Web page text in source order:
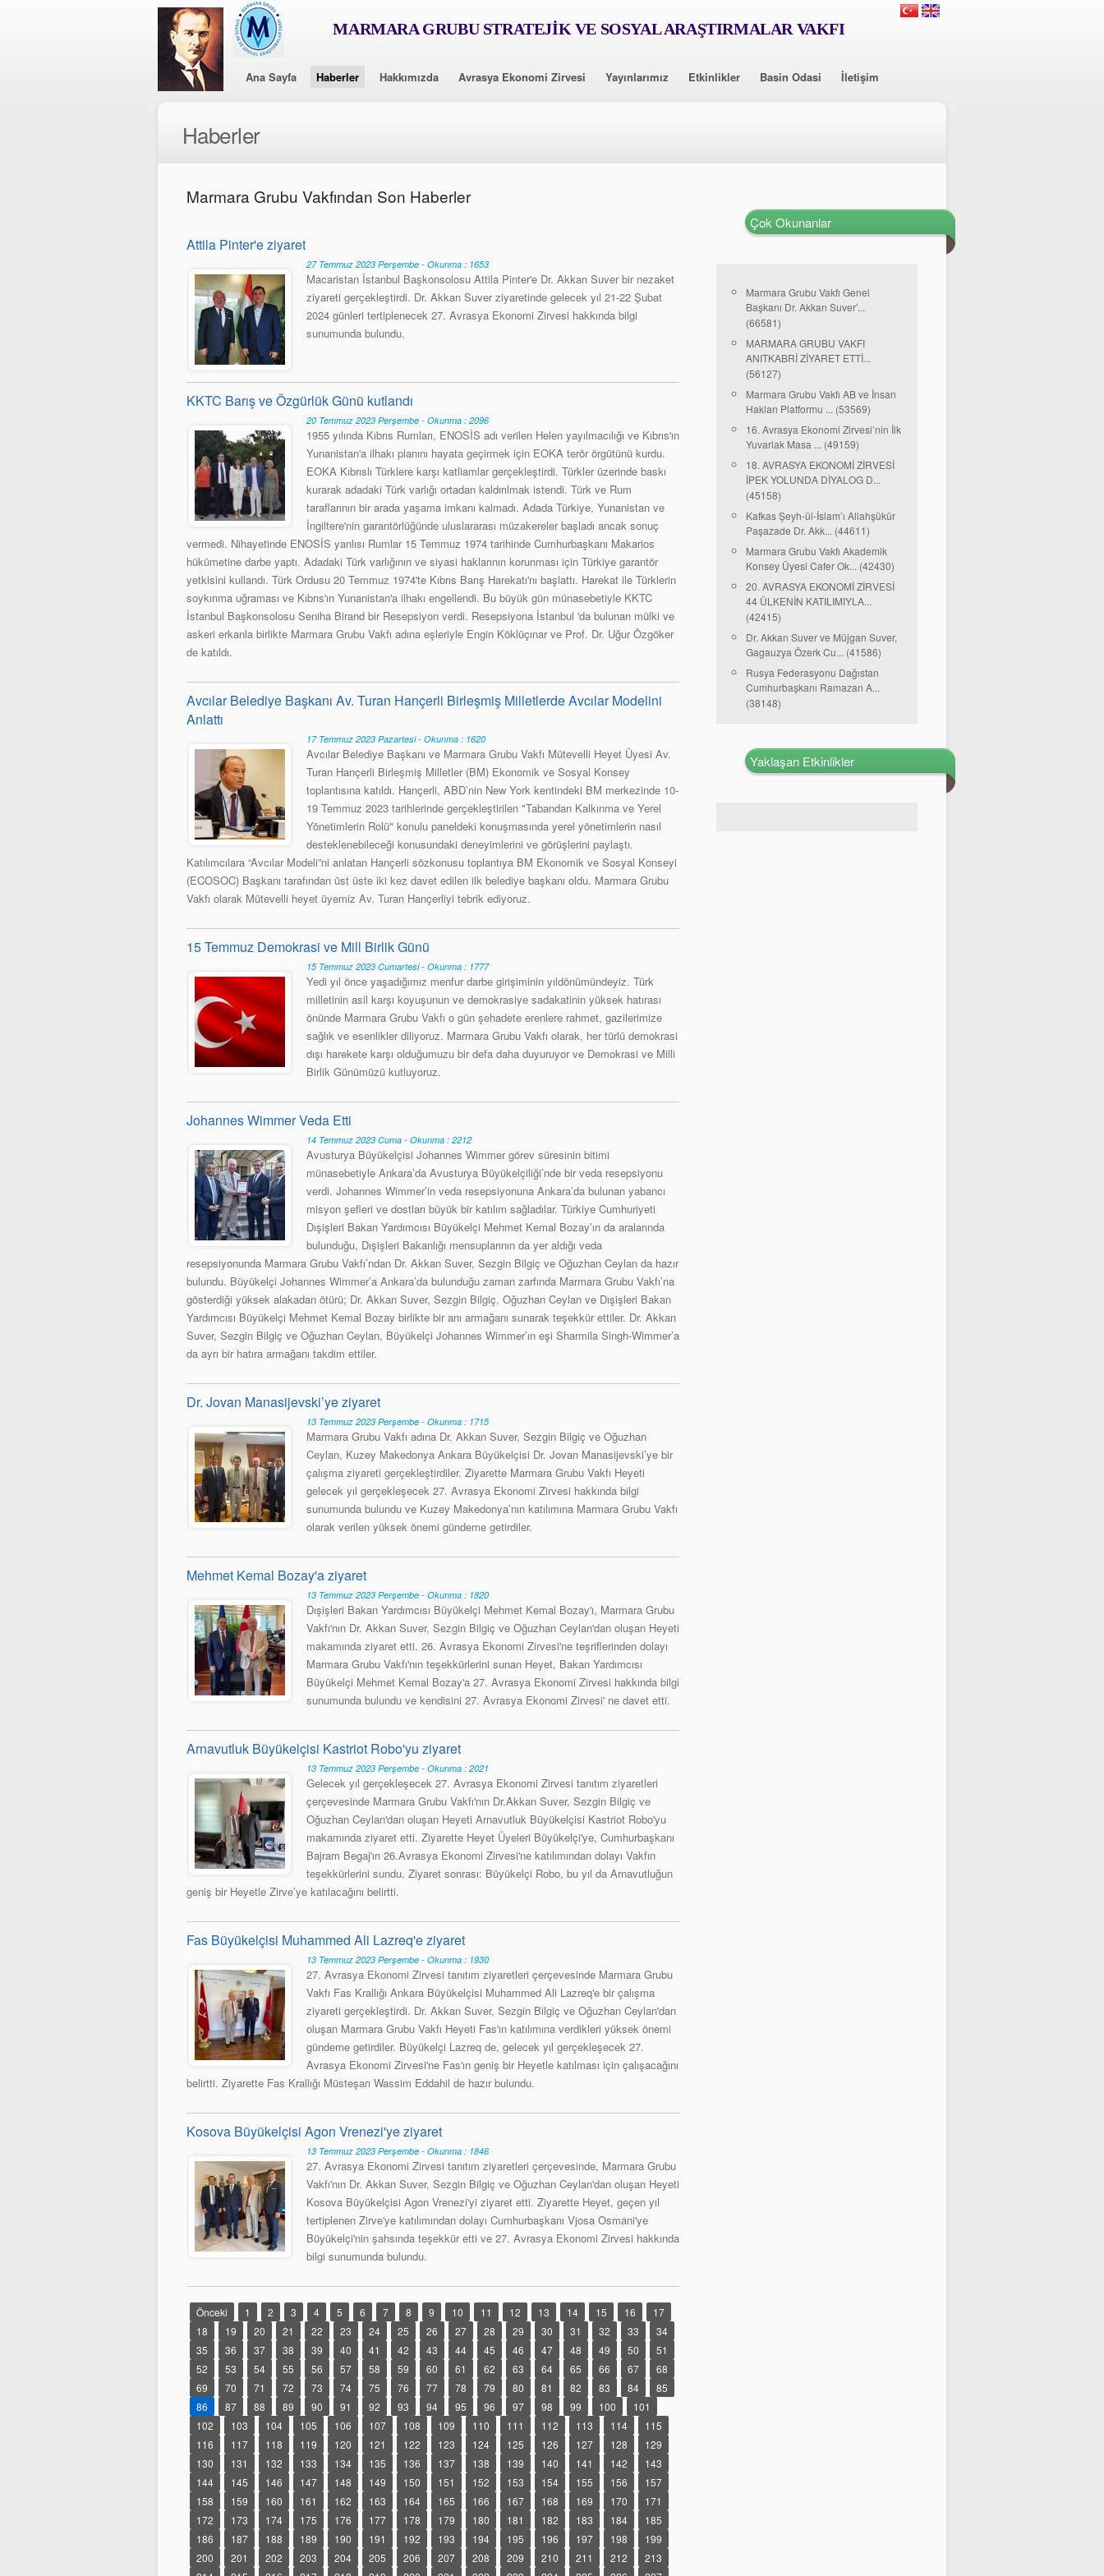
MARMARA GRUBU STRATEJİK VE SOSYAL ARAŞTIRMALAR VAKFI
Ana Sayfa Haberler Hakkımızda Avrasya Ekonomi Zirvesi Yayınlarımız Etkinlikler Basin Odasi İletişim
Haberler
Marmara Grubu Vakfından Son Haberler
Attila Pinter'e ziyaret
27 Temmuz 2023 Perşembe - Okunma : 1653
Macaristan İstanbul Başkonsolosu Attila Pinter'e Dr. Akkan Suver bir nezaket
ziyareti gerçekleştirdi. Dr. Akkan Suver ziyaretinde gelecek yıl 21-22 Şubat
2024 günleri tertiplenecek 27. Avrasya Ekonomi Zirvesi hakkında bilgi
sunumunda bulundu.
KKTC Barış ve Özgürlük Günü kutlandı
20 Temmuz 2023 Perşembe - Okunma : 2096
1955 yılında Kıbrıs Rumları, ENOSİS adı verilen Helen yayılmacılığı ve Kıbrıs'ın
Yunanistan'a ilhakı planını hayata geçirmek için EOKA terör örgütünü kurdu.
EOKA Kıbrıslı Türklere karşı katliamlar gerçekleştirdi. Türkler üzerinde baskı
kurarak adadaki Türk varlığı ortadan kaldırılmak istendi. Türk ve Rum
taraflarının bir arada yaşama imkanı kalmadı. Adada Türkiye, Yunanistan ve
İngiltere'nin garantörlüğünde uluslararası müzakereler başladı ancak sonuç
vermedi. Nihayetinde ENOSİS yanlısı Rumlar 15 Temmuz 1974 tarihinde Cumhurbaşkanı Makarios
hükümetine darbe yaptı. Adadaki Türk varlığının ve siyasi haklarının korunması için Türkiye garantör
yetkisini kullandı. Türk Ordusu 20 Temmuz 1974'te Kıbrıs Barış Harekatı'nı başlattı. Harekat ile Türklerin
soykırıma uğraması ve Kıbrıs'ın Yunanistan'a ilhakı engellendi. Bu büyük gün münasebetiyle KKTC
İstanbul Başkonsolosu Seniha Birand bir Resepsiyon verdi. Resepsiyona İstanbul 'da bulunan mülki ve
askeri erkanla birlikte Marmara Grubu Vakfı adına eşleriyle Engin Köklüçınar ve Prof. Dr. Uğur Özgöker
de katıldı.
Avcılar Belediye Başkanı Av. Turan Hançerli Birleşmiş Milletlerde Avcılar Modelini
Anlattı
17 Temmuz 2023 Pazartesi - Okunma : 1620
Avcılar Belediye Başkanı ve Marmara Grubu Vakfı Mütevelli Heyet Üyesi Av.
Turan Hançerli Birleşmiş Milletler (BM) Ekonomik ve Sosyal Konsey
toplantısına katıldı. Hançerli, ABD’nin New York kentindeki BM merkezinde 10-
19 Temmuz 2023 tarihlerinde gerçekleştirilen "Tabandan Kalkınma ve Yerel
Yönetimlerin Rolü" konulu paneldeki konuşmasında yerel yönetimlerin nasıl
desteklenebileceği konusundaki deneyimlerini ve görüşlerini paylaştı.
Katılımcılara “Avcılar Modeli”ni anlatan Hançerli sözkonusu toplantıya BM Ekonomik ve Sosyal Konseyi
(ECOSOC) Başkanı tarafından üst üste iki kez davet edilen ilk belediye başkanı oldu. Marmara Grubu
Vakfı olarak Mütevelli heyet üyemiz Av. Turan Hançerliyi tebrik ediyoruz.
15 Temmuz Demokrasi ve Mill Birlik Günü
15 Temmuz 2023 Cumartesi - Okunma : 1777
Yedi yıl önce yaşadığımız menfur darbe girişiminin yıldönümündeyiz. Türk
milletinin asil karşı koyuşunun ve demokrasiye sadakatinin yüksek hatırası
önünde Marmara Grubu Vakfı o gün şehadete erenlere rahmet, gazilerimize
sağlık ve esenlikler diliyoruz. Marmara Grubu Vakfı olarak, her türlü demokrasi
dışı harekete karşı olduğumuzu bir defa daha duyuruyor ve Demokrasi ve Milli
Birlik Günümüzü kutluyoruz.
Johannes Wimmer Veda Etti
14 Temmuz 2023 Cuma - Okunma : 2212
Avusturya Büyükelçisi Johannes Wimmer görev süresinin bitimi
münasebetiyle Ankara’da Avusturya Büyükelçiliği’nde bir veda resepsiyonu
verdi. Johannes Wimmer’in veda resepsiyonuna Ankara’da bulunan yabancı
misyon şefleri ve dostları büyük bir katılım sağladılar. Türkiye Cumhuriyeti
Dışişleri Bakan Yardımcısı Büyükelçi Mehmet Kemal Bozay’ın da aralarında
bulunduğu, Dışişleri Bakanlığı mensuplarının da yer aldığı veda
resepsiyonunda Marmara Grubu Vakfı’ndan Dr. Akkan Suver, Sezgin Bilgiç ve Oğuzhan Ceylan da hazır
bulundu. Büyükelçi Johannes Wimmer’a Ankara’da bulunduğu zaman zarfında Marmara Grubu Vakfı’na
gösterdiği yüksek alakadan ötürü; Dr. Akkan Suver, Sezgin Bilgiç, Oğuzhan Ceylan ve Dışişleri Bakan
Yardımcısı Büyükelçi Mehmet Kemal Bozay birlikte bir anı armağanı sunarak teşekkür ettiler. Dr. Akkan
Suver, Sezgin Bilgiç ve Oğuzhan Ceylan, Büyükelçi Johannes Wimmer’ın eşi Sharmila Singh-Wimmer’a
da ayrı bir hatıra armağanı takdim ettiler.
Dr. Jovan Manasijevski’ye ziyaret
13 Temmuz 2023 Perşembe - Okunma : 1715
Marmara Grubu Vakfı adına Dr. Akkan Suver, Sezgin Bilgiç ve Oğuzhan
Ceylan, Kuzey Makedonya Ankara Büyükelçisi Dr. Jovan Manasijevski’ye bir
çalışma ziyareti gerçekleştirdiler. Ziyarette Marmara Grubu Vakfı Heyeti
gelecek yıl gerçekleşecek 27. Avrasya Ekonomi Zirvesi hakkında bilgi
sunumunda bulundu ve Kuzey Makedonya’nın katılımına Marmara Grubu Vakfı
olarak verilen yüksek önemi gündeme getirdiler.
Mehmet Kemal Bozay'a ziyaret
13 Temmuz 2023 Perşembe - Okunma : 1820
Dışişleri Bakan Yardımcısı Büyükelçi Mehmet Kemal Bozay'ı, Marmara Grubu
Vakfı'nın Dr. Akkan Suver, Sezgin Bilgiç ve Oğuzhan Ceylan'dan oluşan Heyeti
makamında ziyaret etti. 26. Avrasya Ekonomi Zirvesi'ne teşriflerinden dolayı
Marmara Grubu Vakfı'nın teşekkürlerini sunan Heyet, Bakan Yardımcısı
Büyükelçi Mehmet Kemal Bozay'a 27. Avrasya Ekonomi Zirvesi hakkında bilgi
sunumunda bulundu ve kendisini 27. Avrasya Ekonomi Zirvesi' ne davet etti.
Arnavutluk Büyükelçisi Kastriot Robo'yu ziyaret
13 Temmuz 2023 Perşembe - Okunma : 2021
Gelecek yıl gerçekleşecek 27. Avrasya Ekonomi Zirvesi tanıtım ziyaretleri
çerçevesinde Marmara Grubu Vakfı'nın Dr.Akkan Suver, Sezgin Bilgiç ve
Oğuzhan Ceylan'dan oluşan Heyeti Arnavutluk Büyükelçisi Kastriot Robo'yu
makamında ziyaret etti. Ziyarette Heyet Üyeleri Büyükelçi'ye, Cumhurbaşkanı
Bajram Begaj'ın 26.Avrasya Ekonomi Zirvesi'ne katılımından dolayı Vakfın
teşekkürlerini sundu. Ziyaret sonrası: Büyükelçi Robo, bu yıl da Arnavutluğun
geniş bir Heyetle Zirve’ye katılacağını belirtti.
Fas Büyükelçisi Muhammed Ali Lazreq'e ziyaret
13 Temmuz 2023 Perşembe - Okunma : 1930
27. Avrasya Ekonomi Zirvesi tanıtım ziyaretleri çerçevesinde Marmara Grubu
Vakfı Fas Krallığı Ankara Büyükelçisi Muhammed Ali Lazreq'e bir çalışma
ziyareti gerçekleştirdi. Dr. Akkan Suver, Sezgin Bilgiç ve Oğuzhan Ceylan'dan
oluşan Marmara Grubu Vakfı Heyeti Fas'ın katılımına verdikleri yüksek önemi
gündeme getirdiler. Büyükelçi Lazreq de, gelecek yıl gerçekleşecek 27.
Avrasya Ekonomi Zirvesi'ne Fas'ın geniş bir Heyetle katılması için çalışacağını
belirtti. Ziyarette Fas Krallığı Müsteşarı Wassim Eddahil de hazır bulundu.
Kosova Büyükelçisi Agon Vrenezi'ye ziyaret
13 Temmuz 2023 Perşembe - Okunma : 1846
27. Avrasya Ekonomi Zirvesi tanıtım ziyaretleri çerçevesinde, Marmara Grubu
Vakfı'nın Dr. Akkan Suver, Sezgin Bilgiç ve Oğuzhan Ceylan'dan oluşan Heyeti
Kosova Büyükelçisi Agon Vrenezi'yi ziyaret etti. Ziyarette Heyet, geçen yıl
tertiplenen Zirve'ye katılımından dolayı Cumhurbaşkanı Vjosa Osmani'ye
Büyükelçi'nin şahsında teşekkür etti ve 27. Avrasya Ekonomi Zirvesi hakkında
bilgi sunumunda bulundu.
Önceki 1 2 3 4 5 6 7 8 9 10 11 12 13 14 15 16
17
18
19 20 21 22 23 24 25 26 27 28 29 30 31 32 33
34
35
36 37 38 39 40 41 42 43 44 45 46 47 48 49 50
51
52
53 54 55 56 57 58 59 60 61 62 63 64 65 66 67
68
69
70 71 72 73 74 75 76 77 78 79 80 81 82 83 84
85
86
87 88 89 90 91 92 93 94 95 96 97 98 99 100
101
102
103 104 105 106 107 108 109 110 111 112 113 114
115
116
117 118 119 120 121 122 123 124 125 126 127 128
129
130
131 132 133 134 135 136 137 138 139 140 141 142
143
144
145 146 147 148 149 150 151 152 153 154 155 156
157
158
159 160 161 162 163 164 165 166 167 168 169 170
171
172
173 174 175 176 177 178 179 180 181 182 183 184
185
186
187 188 189 190 191 192 193 194 195 196 197 198
199
200
201 202 203 204 205 206 207 208 209 210 211 212
213
Çok Okunanlar
Marmara Grubu Vakfı Genel
Başkanı Dr. Akkan Suver’...
(66581)
MARMARA GRUBU VAKFI
ANITKABRİ ZİYARET ETTİ...
(56127)
Marmara Grubu Vakfı AB ve İnsan
Hakları Platformu ... (53569)
16. Avrasya Ekonomi Zirvesi’nin İlk
Yuvarlak Masa ... (49159)
18. AVRASYA EKONOMİ ZİRVESİ
İPEK YOLUNDA DİYALOG D...
(45158)
Kafkas Şeyh-ül-İslam’ı Allahşükür
Paşazade Dr. Akk... (44611)
Marmara Grubu Vakfı Akademik
Konsey Üyesi Cafer Ok... (42430)
20. AVRASYA EKONOMİ ZİRVESİ
44 ÜLKENİN KATILIMIYLA...
(42415)
Dr. Akkan Suver ve Müjgan Suver,
Gagauzya Özerk Cu... (41586)
Rusya Federasyonu Dağıstan
Cumhurbaşkanı Ramazan A...
(38148)
Yaklaşan Etkinlikler